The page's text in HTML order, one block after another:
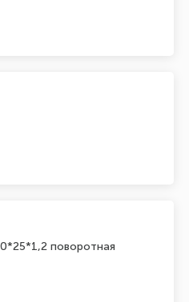
поворотная